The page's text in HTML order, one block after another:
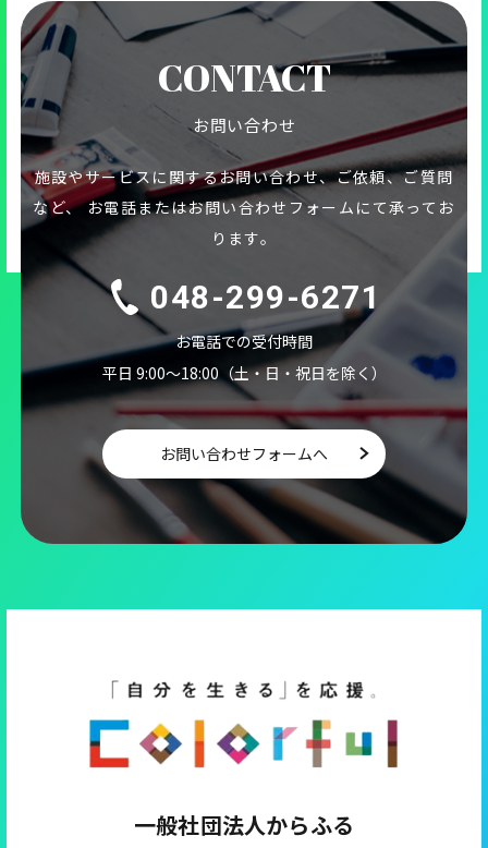
CONTACT
お問い合わせ
施設やサービスに関するお問い合わせ、ご依頼、ご質問
など、お電話またはお問い合わせフォームにて承ってお
ります。
048-299-6271
お電話での受付時間
平日 9:00～18:00（土・日・祝日を除く）
お問い合わせフォームへ
一般社団法人からふる